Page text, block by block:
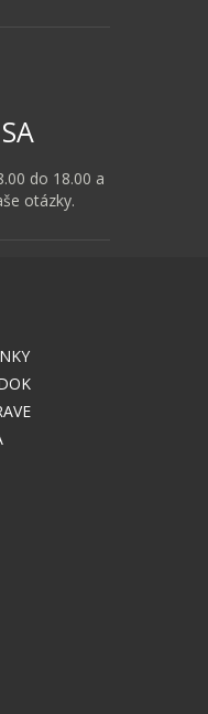
do 18.00 a
otázky.